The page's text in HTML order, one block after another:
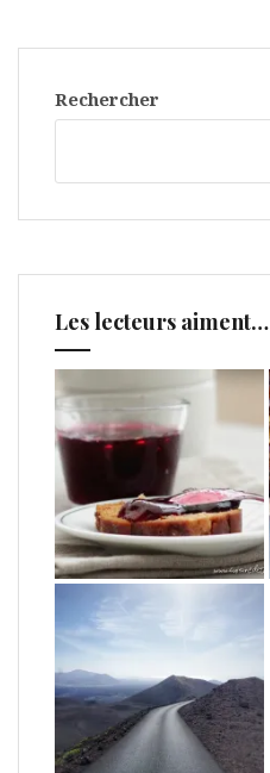
Rechercher
Les lecteurs aiment…